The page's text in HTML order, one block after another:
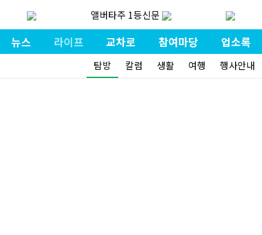
앨버타주 1등신문
뉴스 라이프 교차로 참여마당 업소록
탐방 칼럼 생활 여행 행사안내